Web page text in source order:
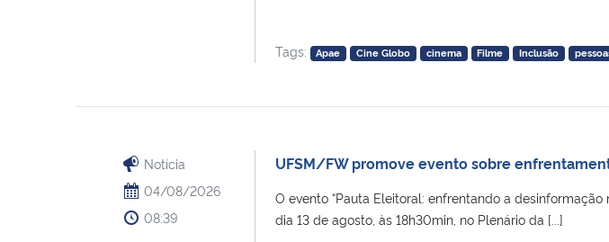
Tags: Apae Cine Globo cinema Filme Inclusão
Notícia
04/08/2026
08:39
UFSM/FW promove evento sobre
O evento “Pauta Eleitoral: enfrentando a desinformação
dia 13 de agosto, às 18h30min, no Plenário da [...]